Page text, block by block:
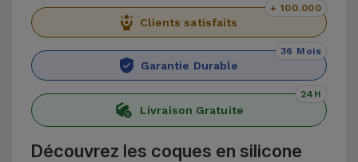
Clients satisfaits
+ 100.000
Garantie Durable
36 Mois
Livraison Gratuite
24H
Découvrez les coques en silicone